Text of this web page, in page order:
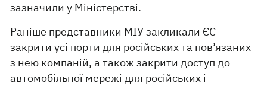
зазначили у Міністерстві.
Раніше представники МІУ закликали ЄС
закрити усі порти для російських та пов’язаних
з нею компаній, а також закрити доступ до
автомобільної мережі для російських і